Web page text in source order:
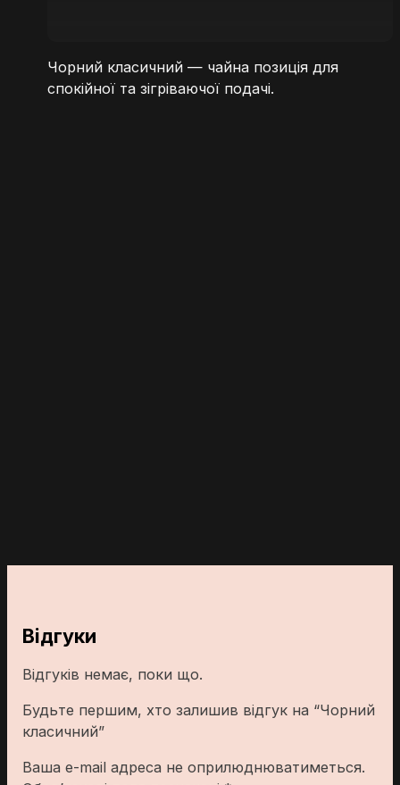
Чорний класичний — чайна позиція для
спокійної та зігріваючої подачі.
Відгуки
Відгуків немає, поки що.
Будьте першим, хто залишив відгук на “Чорний
класичний”
Ваша e-mail адреса не оприлюднюватиметься.